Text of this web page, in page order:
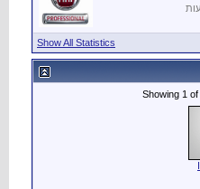
Show All Statistics
Showing 1